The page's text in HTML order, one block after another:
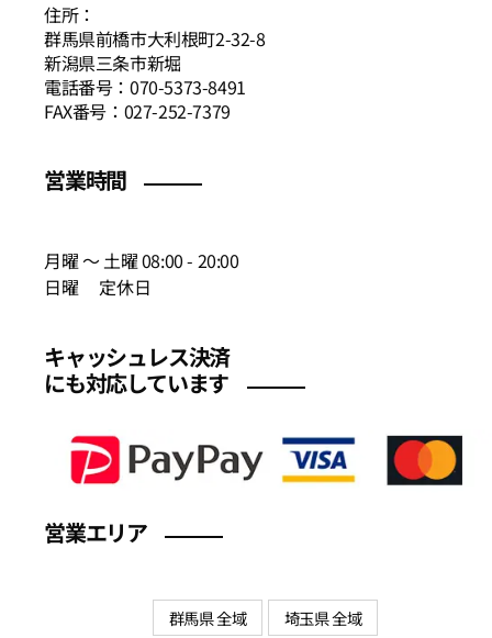
住所：
群馬県前橋市大利根町2-32-8
新潟県三条市新堀
電話番号：070-5373-8491
FAX番号：027-252-7379
営業時間
月曜 〜 土曜 08:00 - 20:00
日曜 定休日
キャッシュレス決済
にも対応しています
営業エリア
群馬県 全域 埼玉県 全域